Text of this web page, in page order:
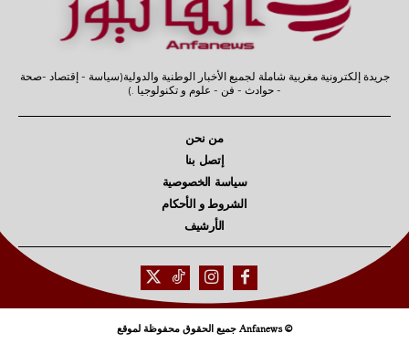
جريدة إلكترونية مغربية شاملة لجميع الأخبار الوطنية والدولية(سياسة - إقتصاد -صحة
- حوادث - فن - علوم و تكنولوجيا .)
من نحن
إتصل بنا
سياسة الخصوصية
الشروط و الأحكام
الأرشيف
© Anfanews جميع الحقوق محفوظة لموقع